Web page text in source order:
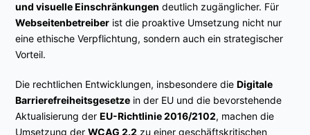
und visuelle Einschränkungen deutlich zugänglicher. Für
Webseitenbetreiber ist die proaktive Umsetzung nicht nur
eine ethische Verpflichtung, sondern auch ein strategischer
Vorteil.
Die rechtlichen Entwicklungen, insbesondere dieDigitale
Barrierefreiheitsgesetze in der EU und die bevorstehende
Aktualisierung derEU-Richtlinie 2016/2102, machen die
Umsetzung derWCAG 2.2 zu einer geschäftskritischen